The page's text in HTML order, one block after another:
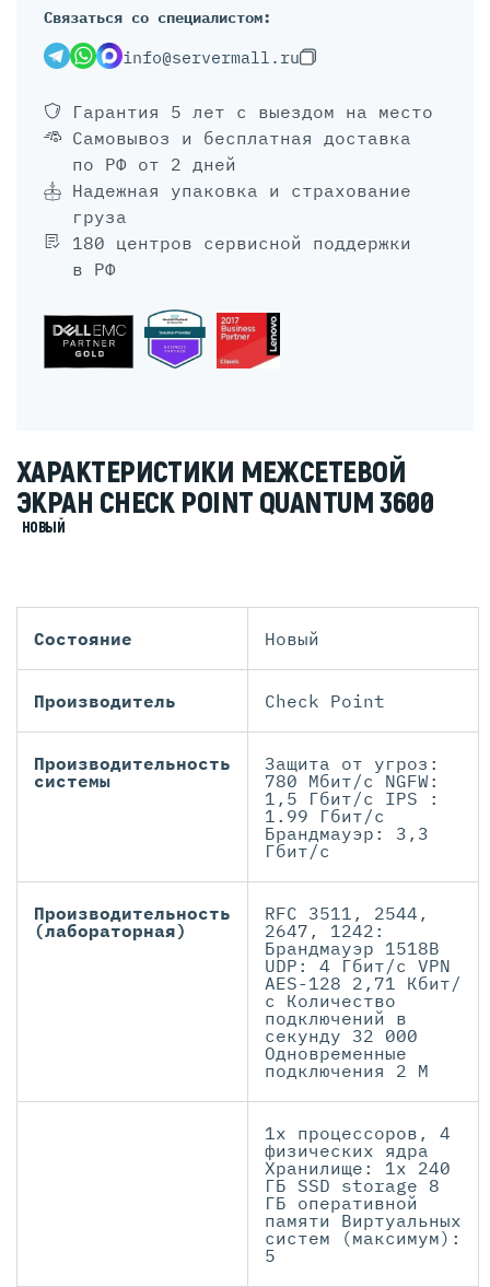
Связаться со специалистом:
info@servermall.ru
Гарантия 5 лет с выездом на место
Самовывоз и бесплатная доставка
по РФ от 2 дней
Надежная упаковка и страхование
груза
180 центров сервисной поддержки
в РФ
ХАРАКТЕРИСТИКИ МЕЖСЕТЕВОЙ
ЭКРАН CHECK POINT QUANTUM 3600
НОВЫЙ
Состояние Новый
Производитель Check Point
Производительность
системы
Защита от угроз:
780 Мбит/с NGFW:
1,5 Гбит/с IPS :
1.99 Гбит/с
Брандмауэр: 3,3
Гбит/с
Производительность
(лабораторная)
RFC 3511, 2544,
2647, 1242:
Брандмауэр 1518B
UDP: 4 Гбит/с VPN
AES-128 2,71 Кбит/
с Количество
подключений в
секунду 32 000
Одновременные
подключения 2 М
1x процессоров, 4
физических ядра
Хранилище: 1x 240
ГБ SSD storage 8
ГБ оперативной
памяти Виртуальных
систем (максимум):
5